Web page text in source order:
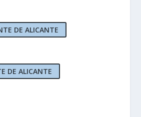
DE ALICANTE
DE ALICANTE